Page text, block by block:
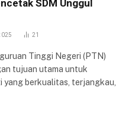
SDM Unggul
21
Tinggi Negeri (PTN)
tujuan utama untuk
yang berkualitas, terjangkau,